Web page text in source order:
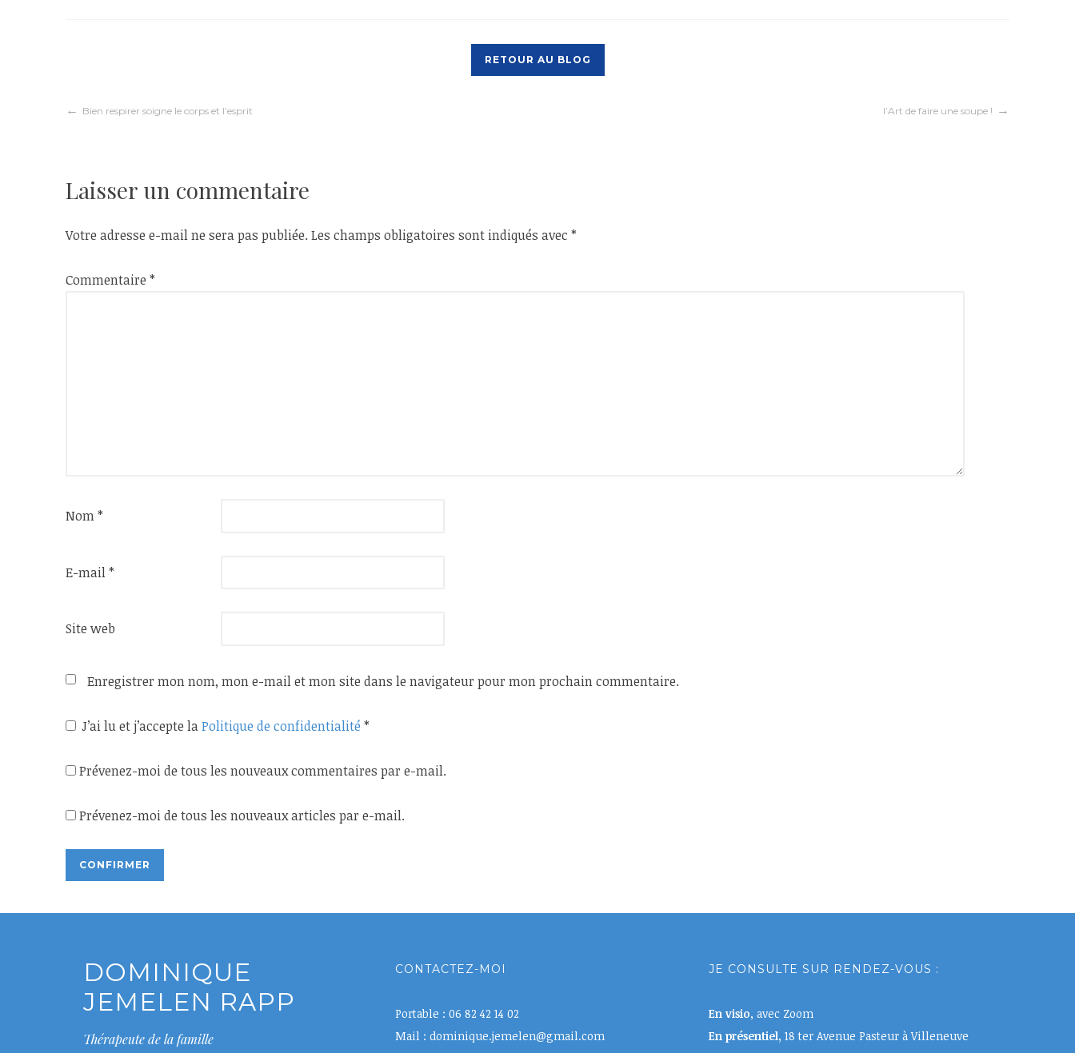
RETOUR AU BLOG
Navigation
l’article
Bien respirer soigne le corps et l’esprit l’Art de faire une soupe !
Laisser un commentaire
Votre adresse e-mail ne sera pas publiée. Les champs obligatoires sont indiqués avec *
Commentaire *
Nom*
E-mail*
Site web
Enregistrer mon nom, mon e-mail et mon site dans le navigateur pour mon prochain commentaire.
J’ai lu et j’accepte laPolitique de confidentialité *
Prévenez-moi de tous les nouveaux commentaires par e-mail.
Prévenez-moi de tous les nouveaux articles par e-mail.
DOMINIQUE
JEMELEN RAPP
Thérapeute de la famille
CONTACTEZ-MOI
Portable : 06 82 42 14 02
Mail : dominique.jemelen@gmail.com
JE CONSULTE SUR RENDEZ-VOUS :
En visio, avec Zoom
En présentiel, 18 ter Avenue Pasteur à Villeneuve